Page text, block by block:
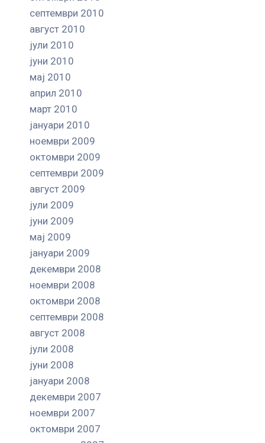
септември 2010
август 2010
јули 2010
јуни 2010
мај 2010
април 2010
март 2010
јануари 2010
ноември 2009
октомври 2009
септември 2009
август 2009
јули 2009
јуни 2009
мај 2009
јануари 2009
декември 2008
ноември 2008
октомври 2008
септември 2008
август 2008
јули 2008
јуни 2008
јануари 2008
декември 2007
ноември 2007
октомври 2007